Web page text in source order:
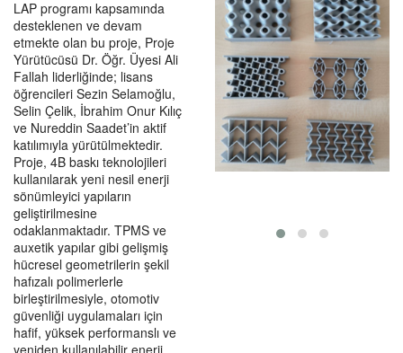
LAP programı kapsamında
desteklenen ve devam
etmekte olan bu proje, Proje
Yürütücüsü Dr. Öğr. Üyesi Ali
Fallah liderliğinde; lisans
öğrencileri Sezin Selamoğlu,
Selin Çelik, İbrahim Onur Kılıç
ve Nureddin Saadet’in aktif
katılımıyla yürütülmektedir.
Proje, 4B baskı teknolojileri
kullanılarak yeni nesil enerji
sönümleyici yapıların
geliştirilmesine
odaklanmaktadır. TPMS ve
auxetik yapılar gibi gelişmiş
hücresel geometrilerin şekil
hafızalı polimerlerle
birleştirilmesiyle, otomotiv
güvenliği uygulamaları için
hafif, yüksek performanslı ve
yeniden kullanılabilir enerji